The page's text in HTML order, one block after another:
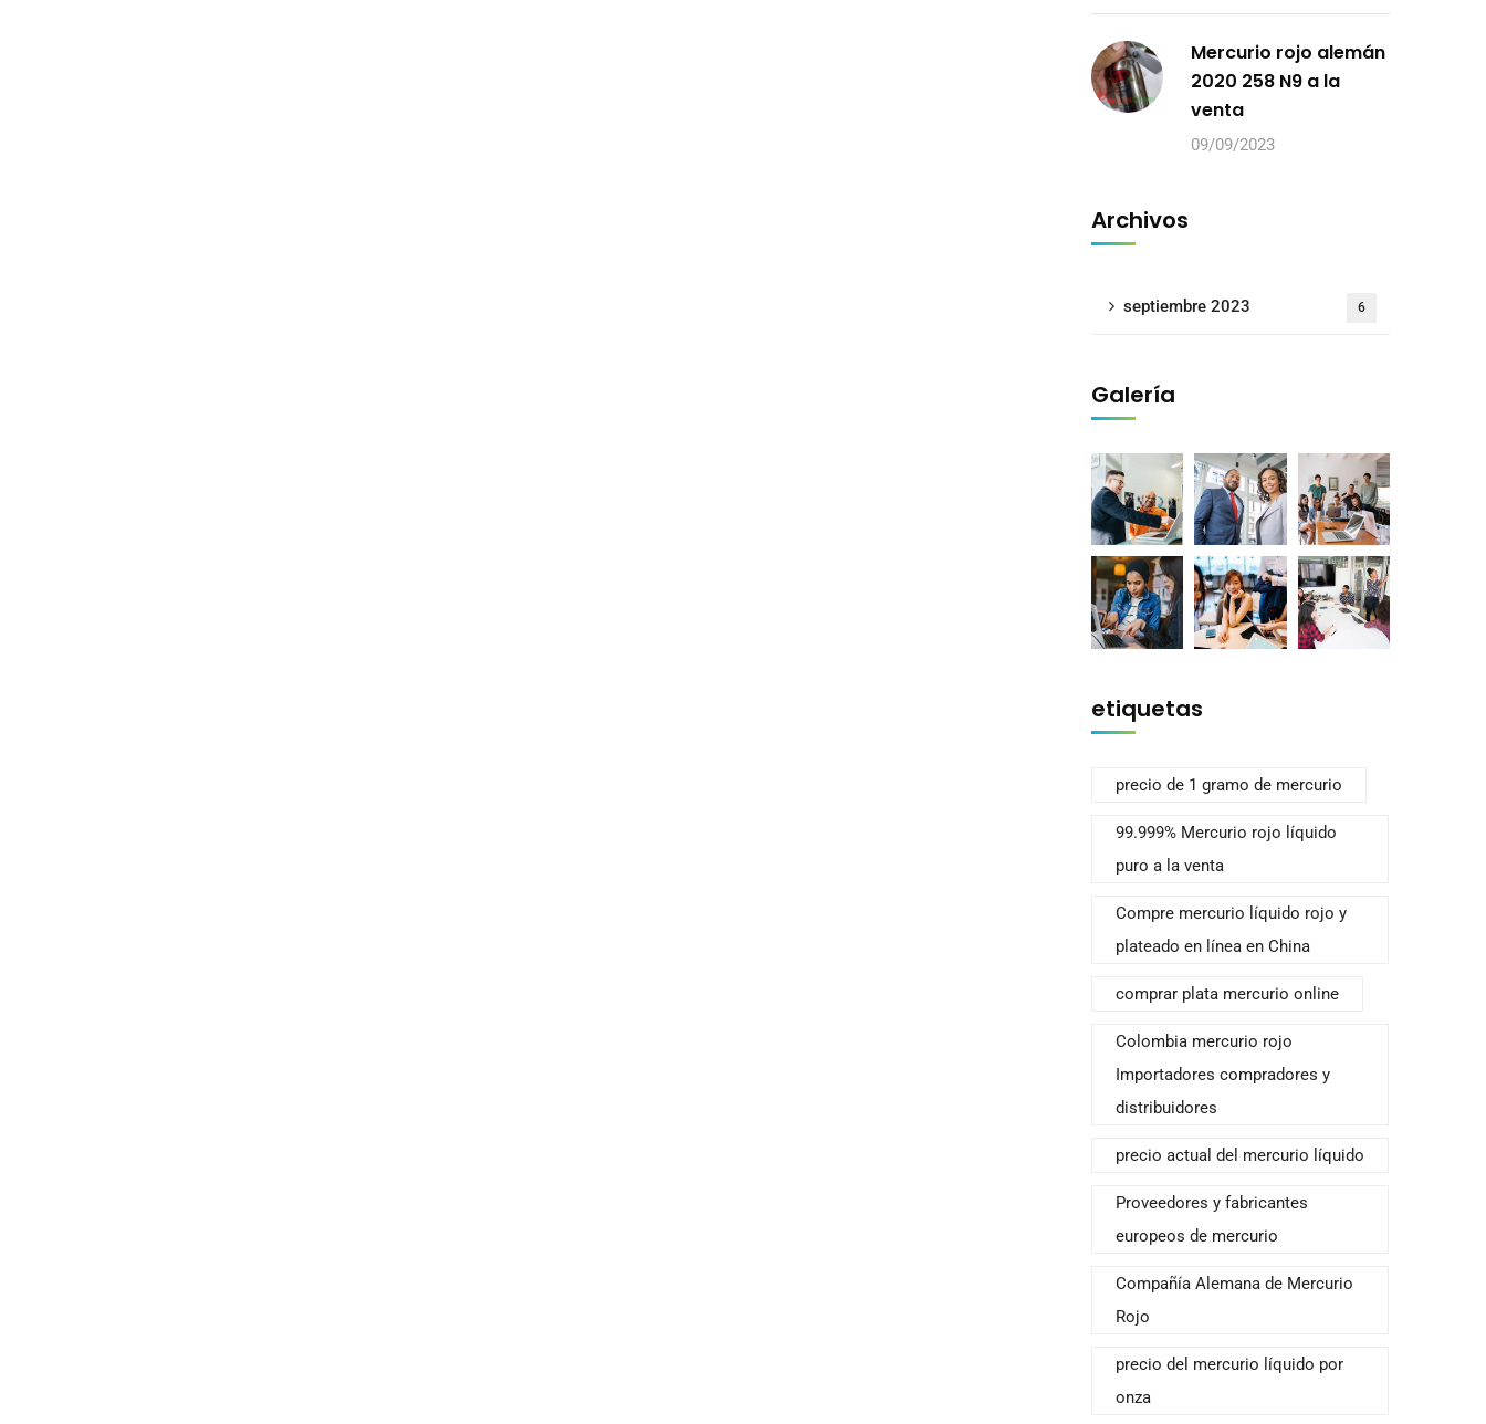
Mercurio rojo alemán
2020 258 N9 a la
venta
09/09/2023
Archivos
septiembre 2023 6
Galería
etiquetas
precio de 1 gramo de mercurio
99.999% Mercurio rojo líquido
puro a la venta
Compre mercurio líquido rojo y
plateado en línea en China
comprar plata mercurio online
Colombia mercurio rojo
Importadores compradores y
distribuidores
precio actual del mercurio líquido
Proveedores y fabricantes
europeos de mercurio
Compañía Alemana de Mercurio
Rojo
precio del mercurio líquido por
onza